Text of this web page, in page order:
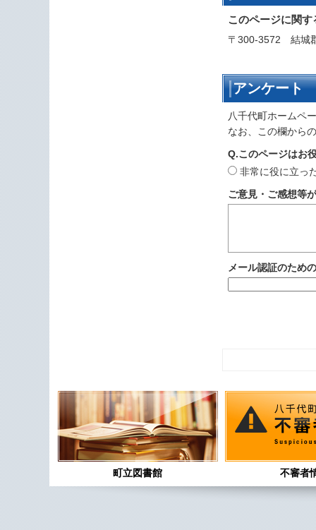
このページに関
〒300-3572 結城
アンケート
八千代町ホームペ
なお、この欄から
Q.このページはお
非常に役に立っ
ご意見・ご感想等
メール認証のため
町立図書館 不審者